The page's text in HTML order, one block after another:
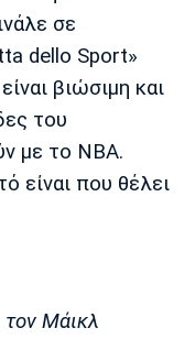
Πανσερραϊκός
σε
dello Sport»
βιώσιμη και
του
με το ΝΒΑ.
είναι που θέλει
Μάικλ